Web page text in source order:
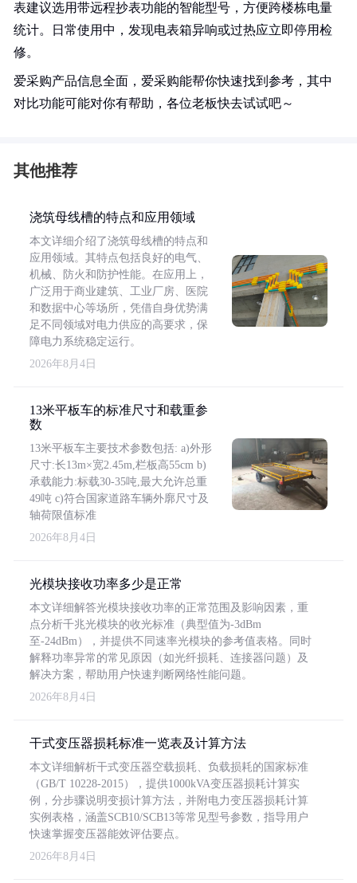
表建议选用带远程抄表功能的智能型号，方便跨楼栋电量
统计。日常使用中，发现电表箱异响或过热应立即停用检
修。
爱采购产品信息全面，爱采购能帮你快速找到参考，其中
对比功能可能对你有帮助，各位老板快去试试吧～
其他推荐
浇筑母线槽的特点和应用领域
本文详细介绍了浇筑母线槽的特点和
应用领域。其特点包括良好的电气、
机械、防火和防护性能。在应用上，
广泛用于商业建筑、工业厂房、医院
和数据中心等场所，凭借自身优势满
足不同领域对电力供应的高要求，保
障电力系统稳定运行。
2026年8月4日
13米平板车的标准尺寸和载重参
数
13米平板车主要技术参数包括: a)外形
尺寸:长13m×宽2.45m,栏板高55cm b)
承载能力:标载30-35吨,最大允许总重
49吨 c)符合国家道路车辆外廓尺寸及
轴荷限值标准
2026年8月4日
光模块接收功率多少是正常
本文详细解答光模块接收功率的正常范围及影响因素，重
点分析千兆光模块的收光标准（典型值为-3dBm
至-24dBm），并提供不同速率光模块的参考值表格。同时
解释功率异常的常见原因（如光纤损耗、连接器问题）及
解决方案，帮助用户快速判断网络性能问题。
2026年8月4日
干式变压器损耗标准一览表及计算方法
本文详细解析干式变压器空载损耗、负载损耗的国家标准
（GB/T 10228-2015），提供1000kVA变压器损耗计算实
例，分步骤说明变损计算方法，并附电力变压器损耗计算
实例表格，涵盖SCB10/SCB13等常见型号参数，指导用户
快速掌握变压器能效评估要点。
2026年8月4日